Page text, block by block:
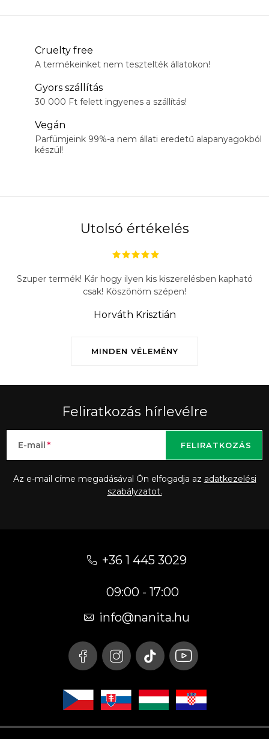
Cruelty free
A termékeinket nem tesztelték állatokon!
Gyors szállítás
30 000 Ft felett ingyenes a szállítás!
Vegán
Parfümjeink 99%-a nem állati eredetű alapanyagokból
készül!
Utolsó értékelés
MINDEN VÉLEMÉNY
Szuper termék! Kár hogy ilyen kis kiszerelésben kapható
csak! Köszönöm szépen!
Horváth Krisztián
Feliratkozás hírlevélre
E-mail
Az e-mail címe megadásával Ön elfogadja az adatkezelési
szabályzatot.
FELIRATKOZÁS
+36 1 445 3029
09:00 - 17:00
info@nanita.hu